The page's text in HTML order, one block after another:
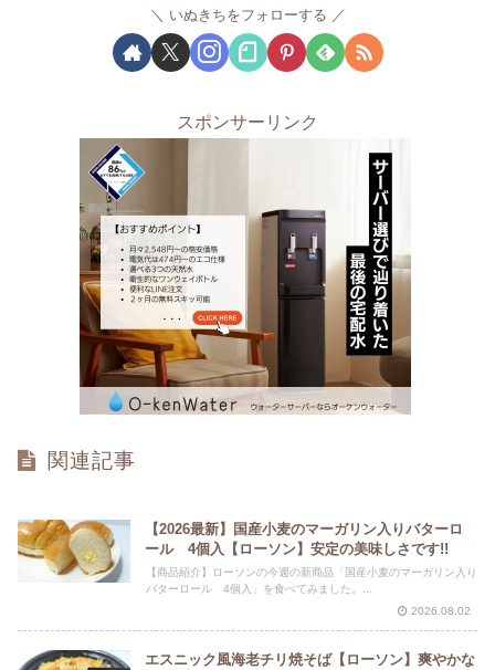
いぬきちをフォローする
スポンサーリンク
関連記事
【2026最新】国産小麦のマーガリン入りバターロ
ール 4個入【ローソン】安定の美味しさです!!
【商品紹介】ローソンの今週の新商品「国産小麦のマーガリン入り
バターロール 4個入」を食べてみました。...
2026.08.02
エスニック風海老チリ焼そば【ローソン】爽やかな